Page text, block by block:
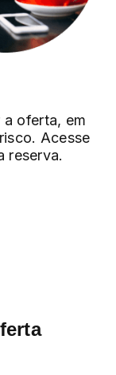
oferta, em
Acesse
reserva.